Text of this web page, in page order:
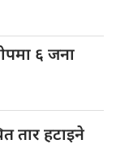
६ जना
तार हटाइने